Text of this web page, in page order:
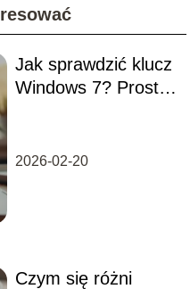
Jak sprawdzić klucz
Windows 7? Proste
2026-02-20
Czym się różni